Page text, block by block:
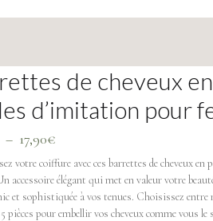
de cheveux en
d’imitation pour
– 17,90€
votre coiffure avec ces barrettes de cheveux
accessoire élégant qui met en valeur votre
et sophistiquée à vos tenues. Choisissez entre
pièces pour embellir vos cheveux comme vous le